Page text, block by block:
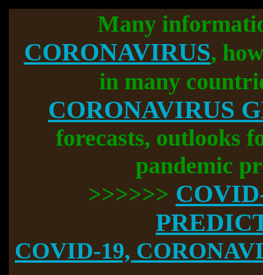
Many
CORONAVIRUS,
in many
CORONAVIRUS
forecasts, outlooks
pandemic
>>>>>>
COVID-19,